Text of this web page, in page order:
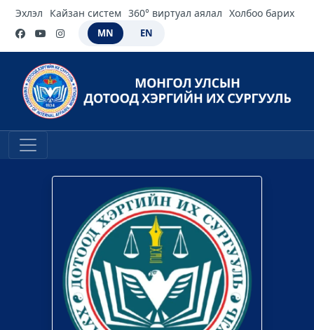
Эхлэл Кайзан систем 360° виртуал аялал Холбоо барих
MN EN